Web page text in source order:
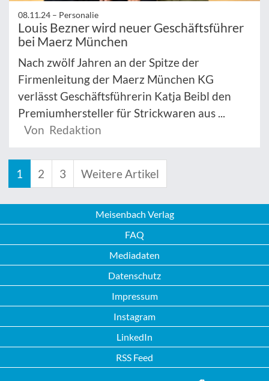
08.11.24 – Personalie
Louis Bezner wird neuer Geschäftsführer
bei Maerz München
Nach zwölf Jahren an der Spitze der
Firmenleitung der Maerz München KG
verlässt Geschäftsführerin Katja Beibl den
Premiumhersteller für Strickwaren aus ...
Von Redaktion
1 2 3 Weitere Artikel
Meisenbach Verlag
FAQ
Mediadaten
Datenschutz
Impressum
Instagram
LinkedIn
RSS Feed